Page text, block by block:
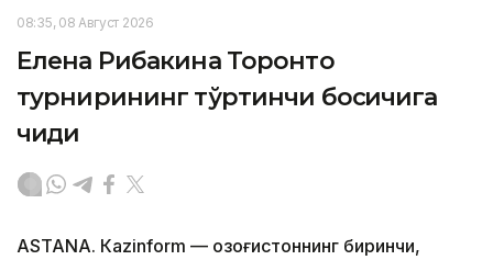
08:35, 08 Август 2026
Елена Рибакина Торонто
турнирининг тўртинчи босқичига
чиқди
ASTANА. Кazinform — Қозоғистоннинг биринчи,